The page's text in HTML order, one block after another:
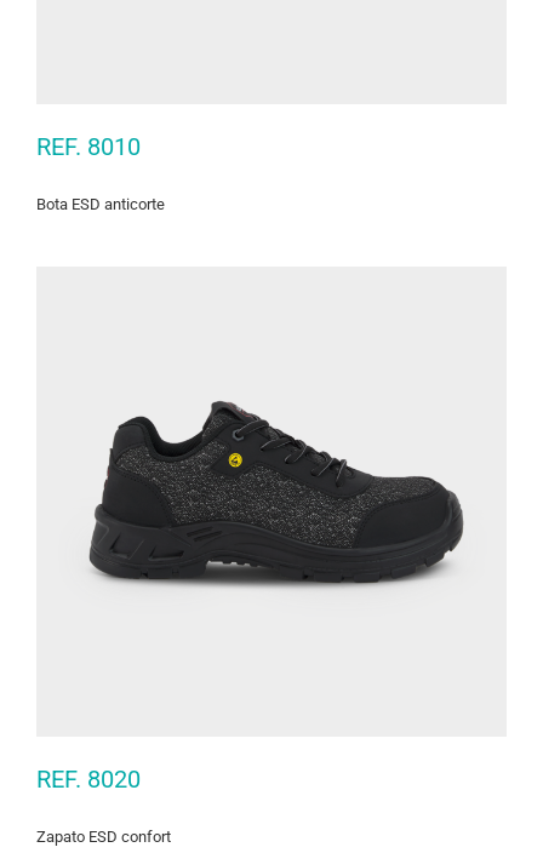
REF. 8010
Bota ESD anticorte
REF. 8020
Zapato ESD confort